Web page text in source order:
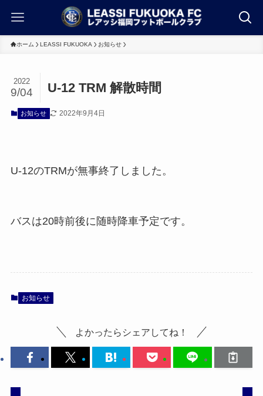
ホーム LEASSI FUKUOKA お知らせ
U-12 TRM 解散時間
2022
9/04
お知らせ 2022年9月4日
U-12のTRMが無事終了しました。
バスは20時前後に随時降車予定です。
お知らせ
よかったらシェアしてね！